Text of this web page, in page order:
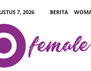
7, 2026 BERITA